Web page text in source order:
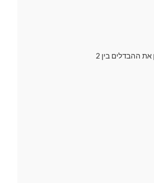
בדרך כלל אנו ממליצים לרכישה על וילונות מגנטיים עם פתח למראה , אך רבים עדיין רוצים להבין את ההבדלים בין 2